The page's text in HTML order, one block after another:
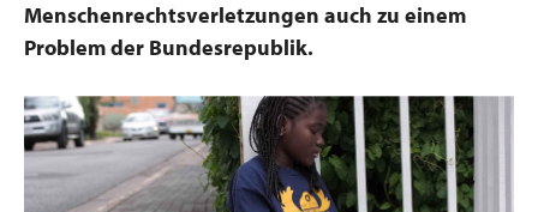
Menschenrechtsverletzungen auch zu einem
Problem der Bundesrepublik.